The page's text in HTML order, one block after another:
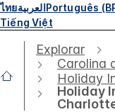
ไทยالعربيةPortuguês
Tiếng Việt
Explorar
Carolina
Holiday
Holiday